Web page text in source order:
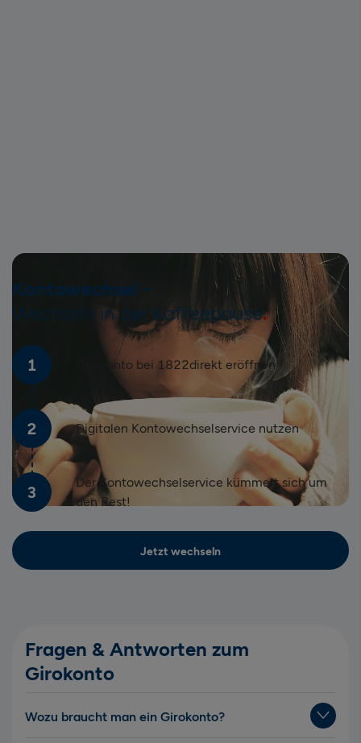
Kontowechsel -
Wechseln in der Kaffeepause
1 Girokonto bei 1822direkt eröffnen
2 Digitalen Kontowechselservice nutzen
3
Der Kontowechselservice kümmert sich um
den Rest!
Jetzt wechseln
Fragen & Antworten zum
Girokonto
Wozu braucht man ein Girokonto?